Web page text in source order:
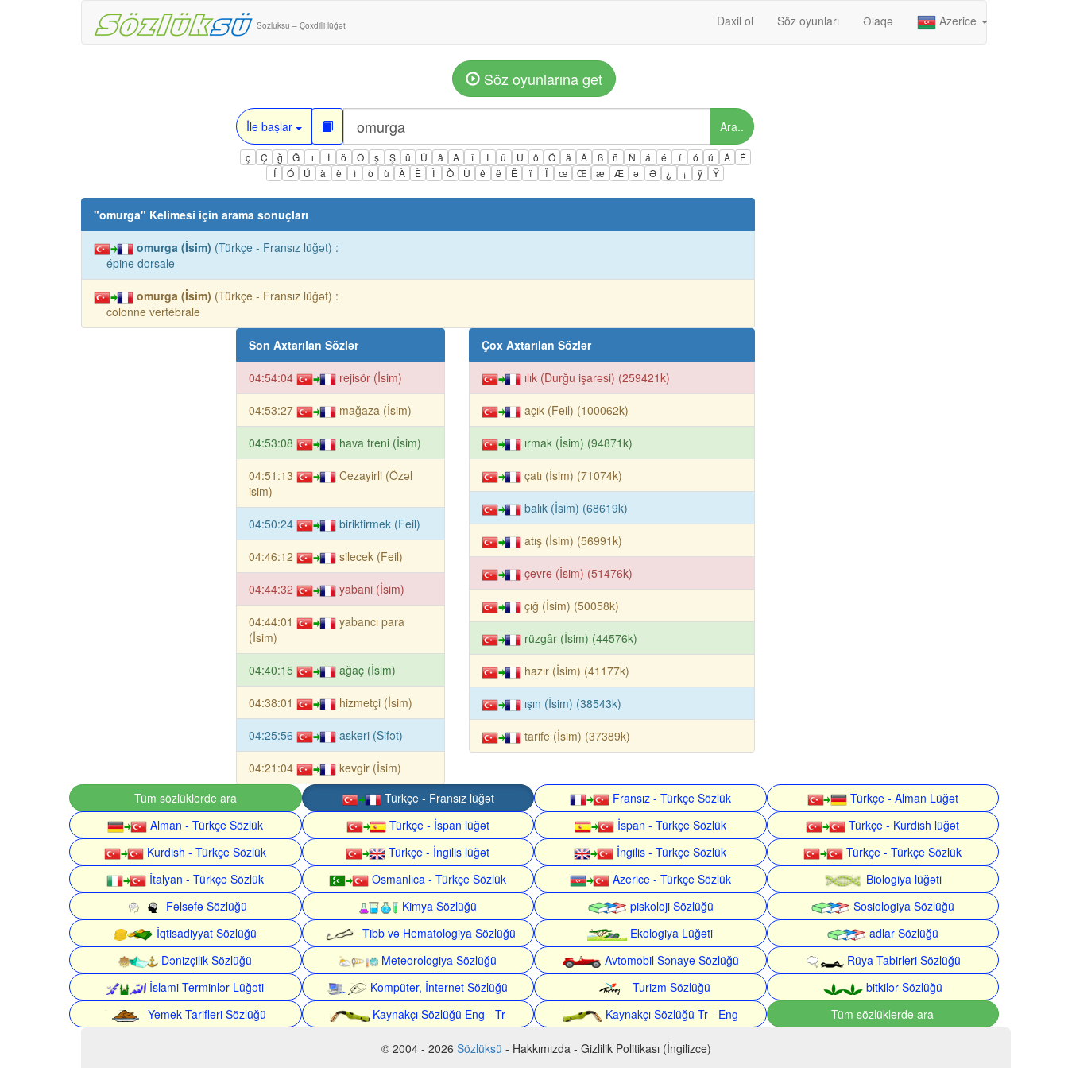
Sozluksu – Çoxdilli lüğət Daxil ol Söz oyunları Əlaqə Azerice
Söz oyunlarına get
İle başlar Ara..
ç Ç ğ Ğ ı İ ö Ö ş Ş ü Ü â Â î Î û Û ô Ô ä Ä ß ñ Ñ á é í ó ú Á
É
Í
Ó Ú à è ì ò ù À È Ì Ò Ù ê ë Ë ï Ï œ Œ æ Æ ə Ə ¿ ¡ ÿ Ÿ
"omurga" Kelimesi için arama sonuçları
omurga (İsim) (Türkçe - Fransız lüğət) :
épine dorsale
omurga (İsim) (Türkçe - Fransız lüğət) :
colonne vertébrale
Son Axtarılan Sözlər
04:54:04 rejisör (İsim)
04:53:27 mağaza (İsim)
04:53:08 hava treni (İsim)
04:51:13
Cezayirli (Özəl
isim)
04:50:24 biriktirmek (Feil)
04:46:12 silecek (Feil)
04:44:32 yabani (İsim)
04:44:01
yabancı para
(İsim)
04:40:15 ağaç (İsim)
04:38:01 hizmetçi (İsim)
04:25:56 askeri (Sifət)
04:21:04 kevgir (İsim)
Çox Axtarılan Sözlər
ılık (Durğu işarəsi) (259421k)
açık (Feil) (100062k)
ırmak (İsim) (94871k)
çatı (İsim) (71074k)
balık (İsim) (68619k)
atış (İsim) (56991k)
çevre (İsim) (51476k)
çığ (İsim) (50058k)
rüzgâr (İsim) (44576k)
hazır (İsim) (41177k)
ışın (İsim) (38543k)
tarife (İsim) (37389k)
Tüm sözlüklerde ara Türkçe - Fransız lüğət Fransız - Türkçe Sözlük
Türkçe - Alman Lüğət
Alman - Türkçe Sözlük
Türkçe - İspan lüğət İspan - Türkçe Sözlük
Türkçe - Kurdish lüğət
Kurdish - Türkçe Sözlük
Türkçe - İngilis lüğət İngilis - Türkçe Sözlük
Türkçe - Türkçe Sözlük
İtalyan - Türkçe Sözlük
Osmanlıca - Türkçe Sözlük Azerice - Türkçe Sözlük
Biologiya lüğəti
Fəlsəfə Sözlüğü
Kimya Sözlüğü piskoloji Sözlüğü
Sosiologiya Sözlüğü
İqtisadiyyat Sözlüğü
Tibb və Hematologiya Sözlüğü Ekologiya Lüğəti
adlar Sözlüğü
Dənizçilik Sözlüğü
Meteorologiya Sözlüğü Avtomobil Sənaye Sözlüğü
Rüya Tabirleri Sözlüğü
İslami Terminlər Lüğəti
Kompüter, İnternet Sözlüğü Turizm Sözlüğü
bitkilər Sözlüğü
Yemek Tarifleri Sözlüğü
Kaynakçı Sözlüğü Eng - Tr Kaynakçı Sözlüğü Tr - Eng Tüm sözlüklerde ara
© 2004 - 2026 Sözlüksü - Hakkımızda - Gizlilik Politikası (İngilizce)